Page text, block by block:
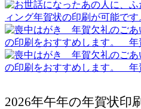
2026年午年の年賀状印